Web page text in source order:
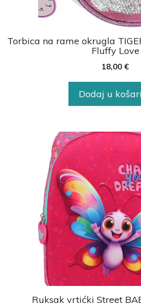
Torbica na rame okrugla
Fluffy Love
18,00 €
Dodaj u
Ruksak vrtićki Street